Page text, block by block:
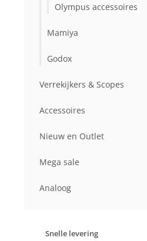
Olympus accessoires
Mamiya
Godox
Verrekijkers & Scopes
Accessoires
Nieuw en Outlet
Mega sale
Analoog
Snelle levering